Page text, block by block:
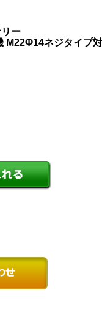
ー
M22Φ14ネジタイプ